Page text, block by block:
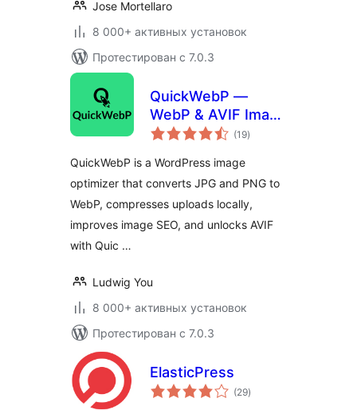
Jose Mortellaro
8 000+ активных установок
Протестирован с 7.0.3
QuickWebP —
WebP & AVIF Image
Optimizer,
SEO for WordPress
(19общий
рейтинг
)
QuickWebP is a WordPress image
optimizer that converts JPG and PNG to
WebP, compresses uploads locally,
improves image SEO, and unlocks AVIF
with Quic …
Ludwig You
8 000+ активных установок
Протестирован с 7.0.3
ElasticPress
(29общий
рейтинг
)